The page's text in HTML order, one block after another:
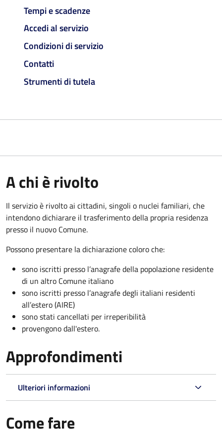
Tempi e scadenze
Accedi al servizio
Condizioni di servizio
Contatti
Strumenti di tutela
A chi è rivolto
Il servizio è rivolto ai cittadini, singoli o nuclei familiari, che
intendono dichiarare il trasferimento della propria residenza
presso il nuovo Comune.
Possono presentare la dichiarazione coloroche:
sono iscritti presso l’anagrafe della popolazione residente
di un altro Comune italiano
sono iscritti presso l’anagrafe degli italiani residenti
all’estero (AIRE)
sono stati cancellati per irreperibilità
provengono dall'estero.
Approfondimenti
Ulteriori informazioni
Come fare